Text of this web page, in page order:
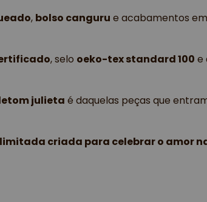
, bolso canguru e acabamentos em
, selo oeko-tex standard 100 e
julieta é daquelas peças que
criada para celebrar o amor